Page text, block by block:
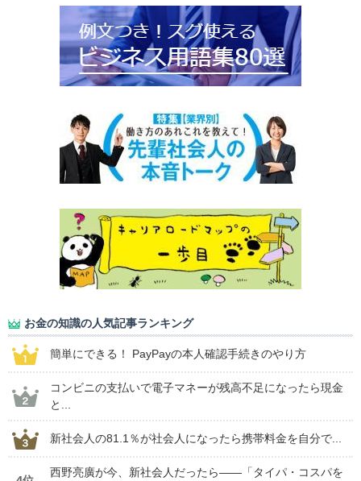
お金の知識の人気記事ランキング
簡単にできる！ PayPayの本人確認手続きのやり方
コンビニの支払いで電子マネーが残高不足になったら現金
と...
新社会人の81.1％が社会人になったら携帯料金を自分で...
西野亮廣が今、新社会人だったら――「タイパ・コスパを